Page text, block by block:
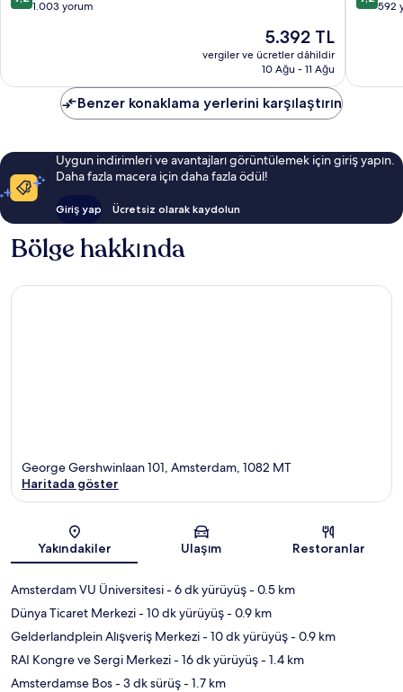
üzerinden
1.003 yorum
Güncel
fiyat:
5.392 TL
5.392 TL
vergiler ve ücretler dâhildir
10 Ağu - 11 Ağu
592
Benzer konaklama yerlerini karşılaştırın
Uygun indirimleri ve avantajları görüntülemek için giriş yapın.
Daha fazla macera için daha fazla ödül!
Giriş yap Ücretsiz olarak kaydolun
Bölge hakkında
Harita
George Gershwinlaan 101, Amsterdam, 1082 MT
Haritada göster
Yakındakiler Ulaşım Restoranlar
Amsterdam VU Üniversitesi- 6 dk yürüyüş- 0.5 km
Dünya Ticaret Merkezi- 10 dk yürüyüş- 0.9 km
Gelderlandplein Alışveriş Merkezi- 10 dk yürüyüş- 0.9 km
RAI Kongre ve Sergi Merkezi- 16 dk yürüyüş- 1.4 km
Amsterdamse Bos- 3 dk sürüş- 1.7 km